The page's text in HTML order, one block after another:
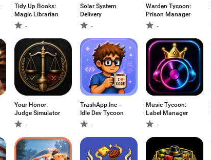
Tidy Up Books:
Magic Librarian
-
Solar System
Delivery
-
Warden Tycoon:
Prison Manager
-
Your Honor:
Judge Simulator
-
TrashApp Inc -
Idle Dev Tycoon
-
Music Tycoon:
Label Manager
-